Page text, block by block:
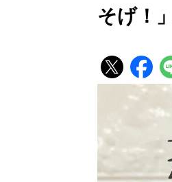
そげ！